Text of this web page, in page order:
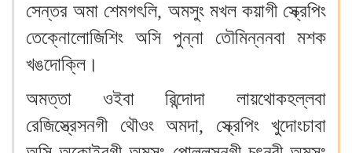
সেন্তর অমা শেমগৎলি, অমসুং মখল কয়াগী স্ক্রেপিং
তেক্নোলোজিশিং অসি পুন্না তৌমিন্ননবা মশক
খঙদোক্লি।
অমত্তা ওইবা ৱিন্দোদা লায়থোকহল্লবা
রেজিস্ত্রেসনগী থৌওং অমদা, স্ক্রেপিং খুদোংচাবা